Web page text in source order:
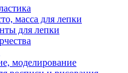
масса для лепки
для лепки
моделирование